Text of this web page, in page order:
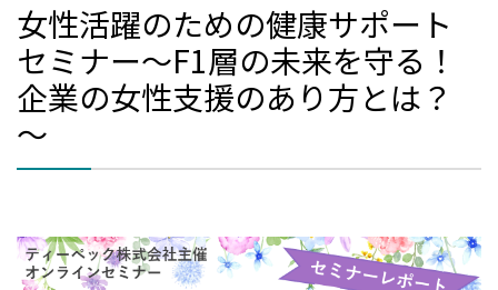
女性活躍のための健康サポート
セミナー～F1層の未来を守る！
企業の女性支援のあり方とは？
～